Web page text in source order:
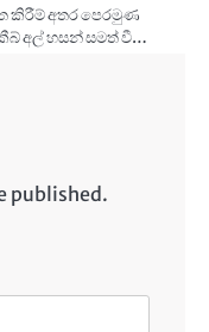
කිරීම් අතර පෙරමුණ
අල් හසන් සමත් වී…
published.